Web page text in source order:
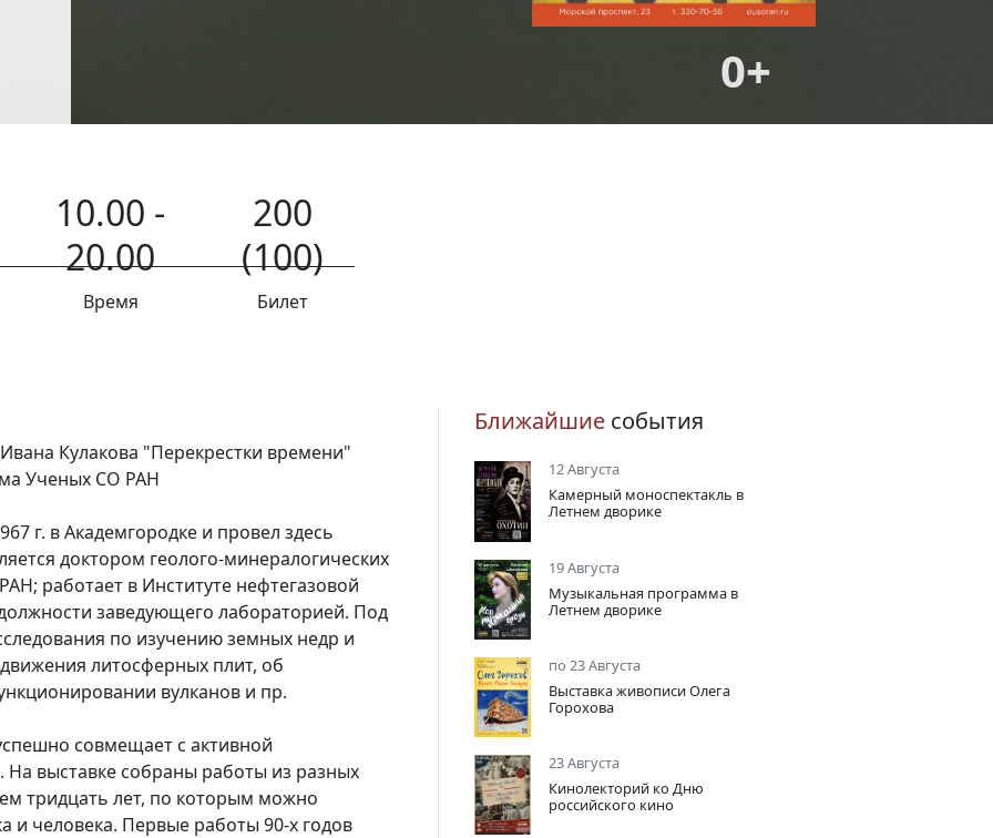
0+
10.00 -
20.00
Время
200
(100)
Билет
Ивана Кулакова "Перекрестки времени"
Ученых СО РАН
г. в Академгородке и провел здесь
доктором геолого-минералогических
работает в Институте нефтегазовой
заведующего лабораторией. Под
по изучению земных недр и
литосферных плит, об
вулканов и пр.
совмещает с активной
На выставке собраны работы из разных
тридцать лет, по которым можно
и человека. Первые работы 90-х годов
Ближайшие события
12 Августа
Камерный моноспектакль в
Летнем дворике
19 Августа
Музыкальная программа в
Летнем дворике
по 23 Августа
Выставка живописи Олега
Горохова
23 Августа
Кинолекторий ко Дню
российского кино